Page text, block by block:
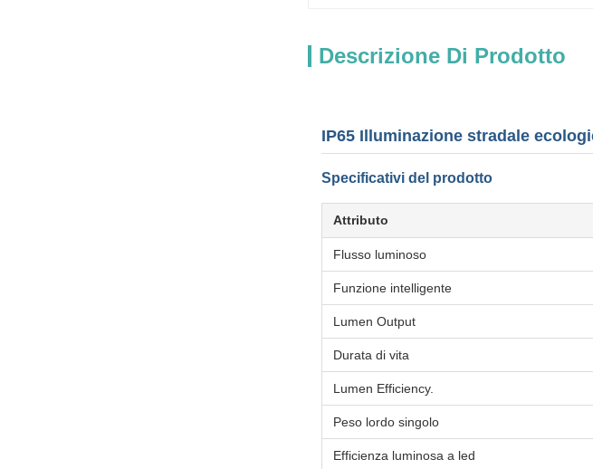
Descrizione Di Prodotto
IP65 Illuminazione stradale
Specificativi del prodotto
Attributo
Flusso luminoso
Funzione intelligente
Lumen Output
Durata di vita
Lumen Efficiency.
Peso lordo singolo
Efficienza luminosa a led